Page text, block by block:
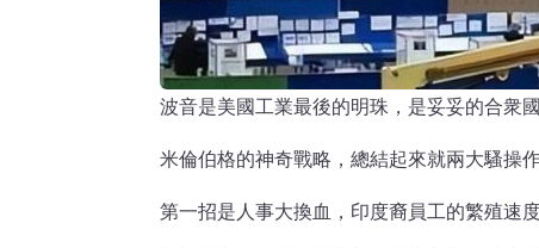
波音是美國工業最後的明珠，是妥妥的合衆
米倫伯格的神奇戰略，總結起來就兩大騷操
第一招是人事大換血，印度裔員工的繁殖速